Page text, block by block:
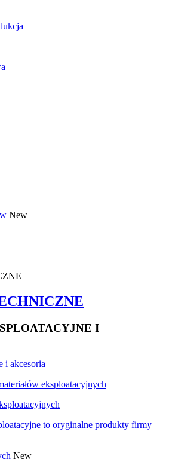
New
I
i akcesoria
eksploatacyjnych
to oryginalne produkty firmy
New